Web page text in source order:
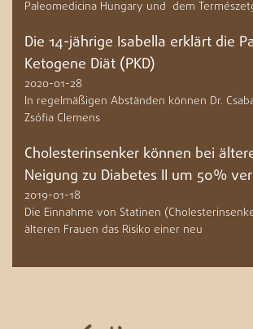
Paleomedicina Hungary und dem
Die 14-jährige Isabella erklärt die
Ketogene Diät (PKD)
2020-01-28
In regelmäßigen Abständen können Dr.
Zsófia Clemens
Cholesterinsenker können bei
Neigung zu Diabetes II um 50%
2019-01-18
Die Einnahme von Statinen
älteren Frauen das Risiko einer neu